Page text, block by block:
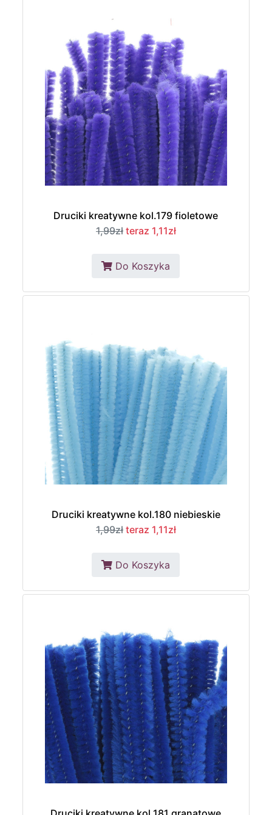
Druciki kreatywne kol.179 fioletowe
1,99zł teraz 1,11zł
Do Koszyka
Druciki kreatywne kol.180 niebieskie
1,99zł teraz 1,11zł
Do Koszyka